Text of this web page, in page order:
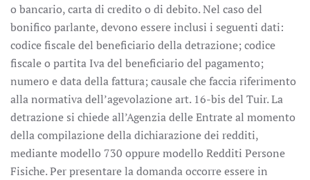
o bancario, carta di credito o di debito. Nel caso del
bonifico parlante, devono essere inclusi i seguenti dati:
codice fiscale del beneficiario della detrazione; codice
fiscale o partita Iva del beneficiario del pagamento;
numero e data della fattura; causale che faccia riferimento
alla normativa dell’agevolazione art. 16-bis del Tuir. La
detrazione si chiede all’Agenzia delle Entrate al momento
della compilazione della dichiarazione dei redditi,
mediante modello 730 oppure modello Redditi Persone
Fisiche. Per presentare la domanda occorre essere in